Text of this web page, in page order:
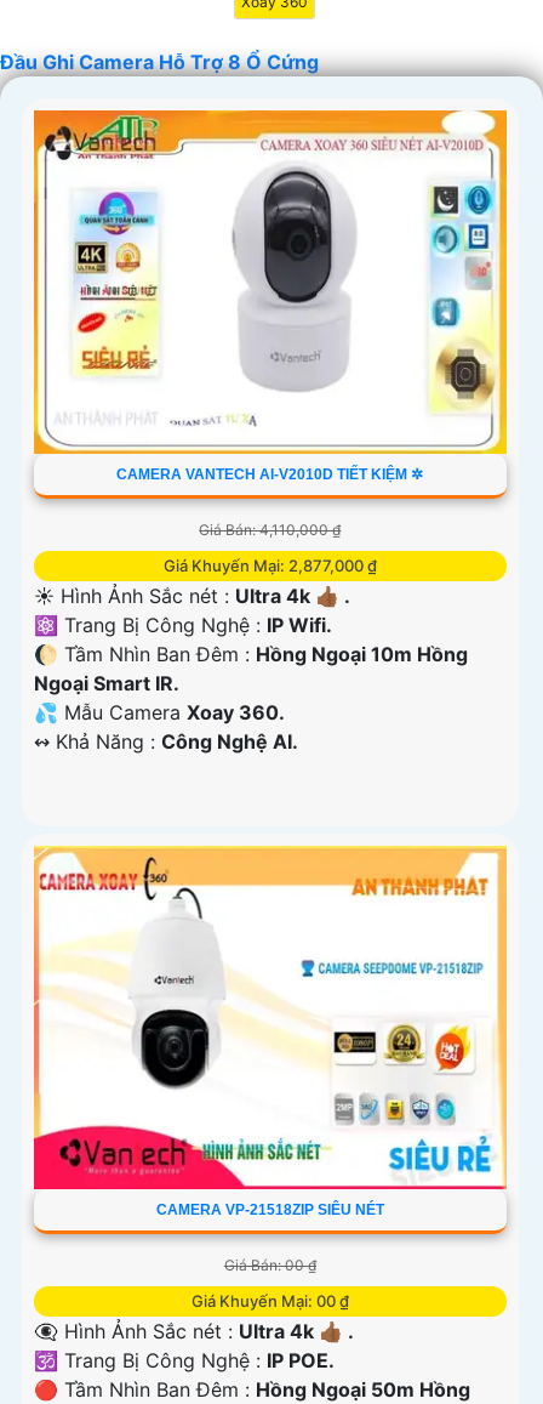
Đầu Ghi Camera Hỗ Trợ 8 Ổ Cứng
CAMERA VANTECH AI-V2010D TIẾT KIỆM ✲
Giá Bán: 4,110,000 ₫
Giá Khuyến Mại: 2,877,000 ₫
☀️ Hình Ảnh Sắc nét : Ultra 4k 👍🏾 .
⚛️ Trang Bị Công Nghệ : IP Wifi.
🌔 Tầm Nhìn Ban Đêm : Hồng Ngoại 10m Hồng
Ngoại Smart IR.
💦 Mẫu Camera Xoay 360.
️↭ Khả Năng : Công Nghệ AI.
CAMERA VP-21518ZIP SIÊU NÉT
Giá Bán: 00 ₫
Giá Khuyến Mại: 00 ₫
👁️‍🗨 Hình Ảnh Sắc nét : Ultra 4k 👍🏾 .
🕉️ Trang Bị Công Nghệ : IP POE.
🔴 Tầm Nhìn Ban Đêm : Hồng Ngoại 50m Hồng